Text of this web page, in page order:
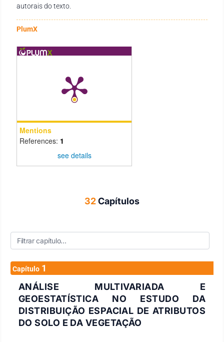
autorais do texto.
PlumX
Mentions
References: 1
see details
32Capítulos
Capítulo 1
ANÁLISE MULTIVARIADA E
GEOESTATÍSTICA NO ESTUDO DA
DISTRIBUIÇÃO ESPACIAL DE ATRIBUTOS
DO SOLO E DA VEGETAÇÃO